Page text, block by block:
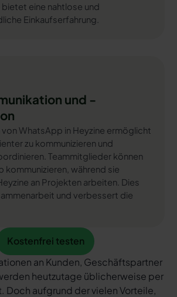
eine nahtlose und
Einkaufserfahrung.
und -
WhatsApp in Heyzine ermöglicht
zu kommunizieren und
Teammitglieder können
kommunizieren, während sie
an Projekten arbeiten. Dies
und verbessert die
testen
Kostenfrei testen
an Kunden, Geschäftspartner
heutzutage üblicherweise per
Doch aufgrund der vielen Vorteile,